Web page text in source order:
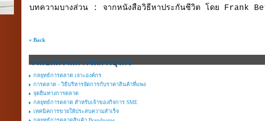
บทความบางส่วน : จากหนังสือวิธีหาประกันชีวิต โดย Frank
« Back
รวมบทความการจัดการธุรกิจ
กลยุทธ์การตลาด เจาะองค์กร
การตลาด - วิธีบริหารจัดการกับราคาสินค้าที่แพง
จุดยืนทางการตลาด
กลยุทธ์การตลาด สำหรับเจ้าของกิจการ SME
เทคนิคการขายให้ประสบความสำเร็จ